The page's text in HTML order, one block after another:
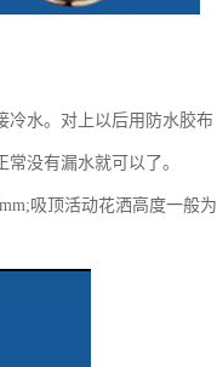
冷水。对上以后用防水胶布
没有漏水就可以了。
吸顶活动花洒高度一般为